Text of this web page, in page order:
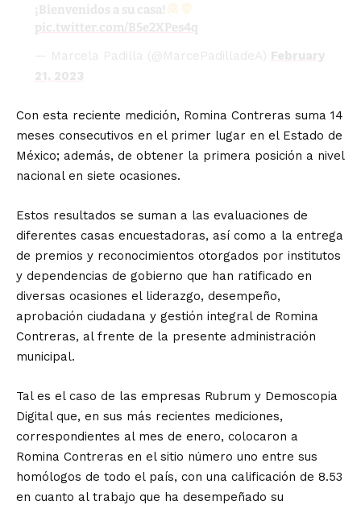
¡Bienvenidos a su casa!
pic.twitter.com/B5e2XPes4q
— Marcela Padilla (@MarcePadilladeA) February
21, 2023
Con esta reciente medición, Romina Contreras suma 14
meses consecutivos en el primer lugar en el Estado de
México; además, de obtener la primera posición a nivel
nacional en siete ocasiones.
Estos resultados se suman a las evaluaciones de
diferentes casas encuestadoras, así como a la entrega
de premios y reconocimientos otorgados por institutos
y dependencias de gobierno que han ratificado en
diversas ocasiones el liderazgo, desempeño,
aprobación ciudadana y gestión integral de Romina
Contreras, al frente de la presente administración
municipal.
Tal es el caso de las empresas Rubrum y Demoscopia
Digital que, en sus más recientes mediciones,
correspondientes al mes de enero, colocaron a
Romina Contreras en el sitio número uno entre sus
homólogos de todo el país, con una calificación de 8.53
en cuanto al trabajo que ha desempeñado su